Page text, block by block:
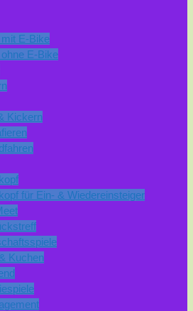
E-Bike
E-Bike
Kickern
für Ein- & Wiedereinsteiger
Kuchen